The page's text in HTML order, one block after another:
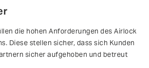
die hohen Anforderungen des Airlock
Diese stellen sicher, dass sich Kunden
sicher aufgehoben und betreut